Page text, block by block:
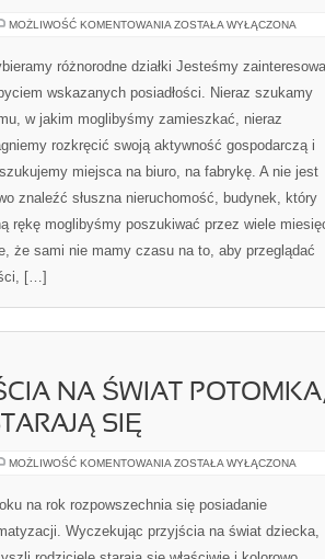
MOŻLIWOŚĆ KOMENTOWANIA NIEKTÓRZY
SĄ
POSIADACZAMI
NIERUCHOMOŚCI
ZOSTAŁA WYŁĄCZONA
różnorodne działki Jesteśmy
wskazanych posiadłości. Nieraz szukamy
w jakim moglibyśmy zamieszkać, nieraz
rozkręcić swoją aktywność gospodarczą i
miejsca na biuro, na fabrykę. A nie jest
znaleźć słuszna nieruchomość, budynek, który
rękę moglibyśmy poszukiwać przez wiele
że sami nie mamy czasu na to, aby przeglądać
[…]
NA ŚWIAT
SIĘ
MOŻLIWOŚĆ KOMENTOWANIA WYCZEKUJĄC
ŚWIAT
POTOMKA,
RODZICE
ZOSTAŁA WYŁĄCZONA
na rok rozpowszechnia się posiadanie
Wyczekując przyjścia na świat dziecka,